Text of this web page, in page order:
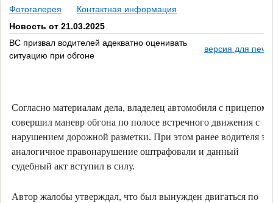
Фотогалерея
Контактная информация
Новость от 21.03.2025
ВС призвал водителей адекватно оценивать
ситуацию при обгоне
версия для
Согласно материалам дела, владелец автомобиля с прицепом
совершил маневр обгона по полосе встречного движения с
нарушением дорожной разметки. При этом ранее водителя за
аналогичное правонарушение оштрафовали и данный
судебный акт вступил в силу.
Автор жалобы утверждал, что был вынужден двигаться по